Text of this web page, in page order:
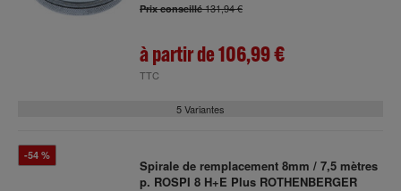
Prix conseillé131,94 €
à partir de106,99 €
TTC
5 Variantes
-54 %
Spirale de remplacement 8mm / 7,5 mètres
p. ROSPI 8 H+E Plus ROTHENBERGER